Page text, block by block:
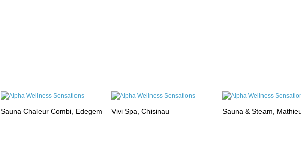
Sauna Chaleur Combi, Edegem Vivi Spa, Chisinau Sauna & Steam,